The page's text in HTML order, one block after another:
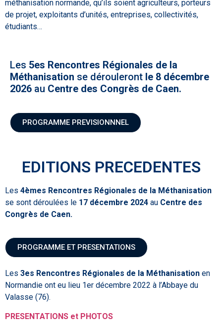
méthanisation normande, qu’ils soient agriculteurs, porteurs
de projet, exploitants d’unités, entreprises, collectivités,
étudiants…
Les 5es Rencontres Régionales de la
Méthanisation se dérouleront le 8 décembre
2026 au Centre des Congrès de Caen.
PROGRAMME PREVISIONNNEL
EDITIONS PRECEDENTES
Les 4èmes Rencontres Régionales de la Méthanisation
se sont déroulées le 17 décembre 2024 au Centre des
Congrès de Caen.
PROGRAMME ET PRESENTATIONS
Les 3es Rencontres Régionales de la Méthanisation en
Normandie ont eu lieu 1er décembre 2022 à l’Abbaye du
Valasse (76).
PRESENTATIONS et PHOTOS